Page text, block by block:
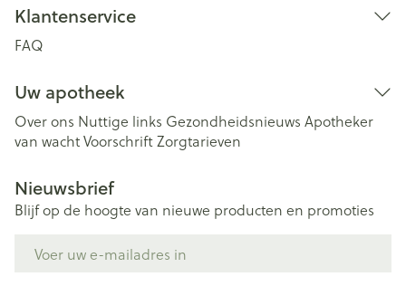
Klantenservice
FAQ
Uw apotheek
Over ons Nuttige links Gezondheidsnieuws Apotheker
van wachtVoorschriftZorgtarieven
Nieuwsbrief
Blijf op de hoogte van nieuwe producten en promoties